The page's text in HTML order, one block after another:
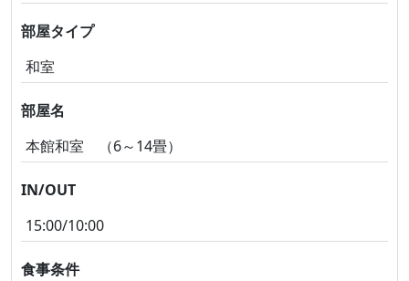
部屋タイプ
和室
部屋名
本館和室 （6～14畳）
IN/OUT
15:00/10:00
食事条件